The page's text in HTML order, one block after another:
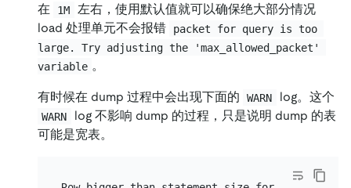
在
1M
左右，使用默认值就可以确保绝大部分情况
load 处理单元不会报错
packet for query is too
large. Try adjusting the 'max_allowed_packet'
variable 。
有时候在 dump 过程中会出现下面的 WARN log。这个
WARN
log 不影响 dump 的过程，只是说明 dump 的表
可能是宽表。